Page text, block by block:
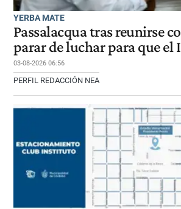
YERBA MATE
Passalacqua tras reunirse
parar de luchar para que el
03-08-2026 06:56
PERFIL REDACCIÓN NEA